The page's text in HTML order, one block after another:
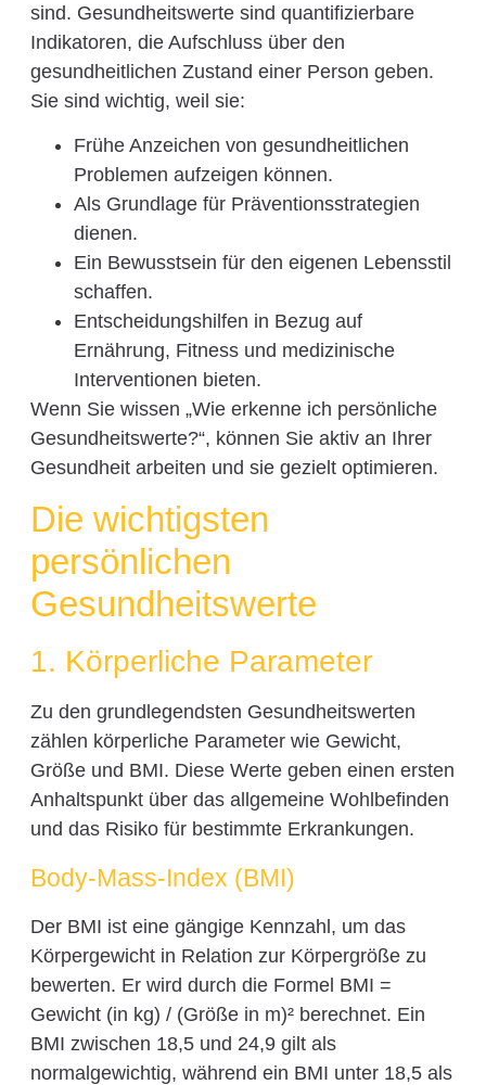
sind. Gesundheitswerte sind quantifizierbare
Indikatoren, die Aufschluss über den
gesundheitlichen Zustand einer Person geben.
Sie sind wichtig, weil sie:
Frühe Anzeichen von gesundheitlichen
Problemen aufzeigen können.
Als Grundlage für Präventionsstrategien
dienen.
Ein Bewusstsein für den eigenen Lebensstil
schaffen.
Entscheidungshilfen in Bezug auf
Ernährung, Fitness und medizinische
Interventionen bieten.
Wenn Sie wissen „Wie erkenne ich persönliche
Gesundheitswerte?“, können Sie aktiv an Ihrer
Gesundheit arbeiten und sie gezielt optimieren.
Die wichtigsten
persönlichen
Gesundheitswerte
1. Körperliche Parameter
Zu den grundlegendsten Gesundheitswerten
zählen körperliche Parameter wie Gewicht,
Größe und BMI. Diese Werte geben einen ersten
Anhaltspunkt über das allgemeine Wohlbefinden
und das Risiko für bestimmte Erkrankungen.
Body-Mass-Index (BMI)
Der BMI ist eine gängige Kennzahl, um das
Körpergewicht in Relation zur Körpergröße zu
bewerten. Er wird durch die Formel BMI =
Gewicht (in kg) / (Größe in m)² berechnet. Ein
BMI zwischen 18,5 und 24,9 gilt als
normalgewichtig, während ein BMI unter 18,5 als